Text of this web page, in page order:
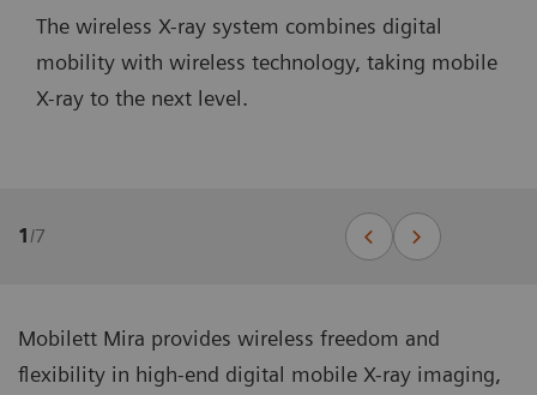
The wireless X-ray system combines digital
mobility with wireless technology, taking mobile
X-ray to the next level.
1/7
Mobilett Mira provides wireless freedom and
flexibility in high-end digital mobile X-ray imaging,